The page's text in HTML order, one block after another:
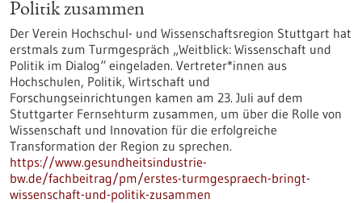
Politik zusammen
Der Verein Hochschul- und Wissenschaftsregion Stuttgart hat
erstmals zum Turmgespräch „Weitblick: Wissenschaft und
Politik im Dialog“ eingeladen. Vertreter*innen aus
Hochschulen, Politik, Wirtschaft und
Forschungseinrichtungen kamen am 23. Juli auf dem
Stuttgarter Fernsehturm zusammen, um über die Rolle von
Wissenschaft und Innovation für die erfolgreiche
Transformation der Region zu sprechen.
https://www.gesundheitsindustrie-
bw.de/fachbeitrag/pm/erstes-turmgespraech-bringt-
wissenschaft-und-politik-zusammen